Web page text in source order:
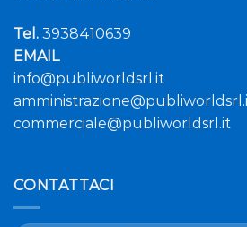
Tel. 3938410639
EMAIL
info@publiworldsrl.it
commerciale@publiworldsrl.it
CONTATTACI